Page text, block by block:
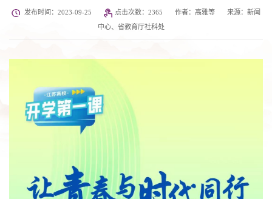
发布时间：2023-09-25 点击次数： 2365 作者：高雅等
来源：新闻
中心、省教育厅社科处